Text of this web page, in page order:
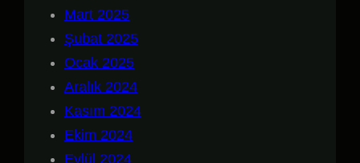
Mart 2025
Şubat 2025
Ocak 2025
Aralık 2024
Kasım 2024
Ekim 2024
Eylül 2024